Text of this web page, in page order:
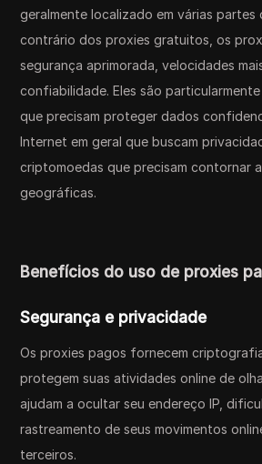
geralmente localizado em várias partes
contrário dos proxies gratuitos, os
segurança aprimorada, velocidades
confiabilidade. Eles são
que precisam proteger dados
Internet em geral que buscam
criptomoedas que precisam contornar
geográficas.
Benefícios do uso de proxies
Segurança e privacidade
Os proxies pagos fornecem
protegem suas atividades online de
ajudam a ocultar seu endereço IP,
rastreamento de seus movimentos
terceiros.